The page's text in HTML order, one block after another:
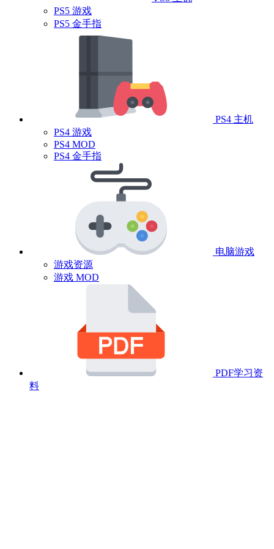
PS5 游戏
PS5 金手指
PS4 主机
PS4 游戏
PS4 MOD
PS4 金手指
电脑游戏
游戏资源
游戏 MOD
PDF学习资
料